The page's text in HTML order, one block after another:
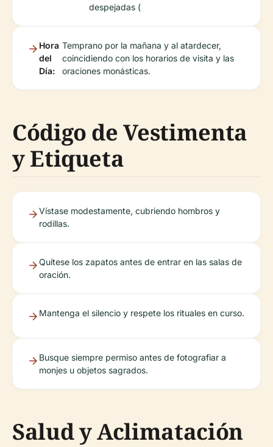
despejadas (
Hora
del
Día:
Temprano por la mañana y al atardecer,
coincidiendo con los horarios de visita y las
oraciones monásticas.
Código de Vestimenta
y Etiqueta
Vístase modestamente, cubriendo hombros y
rodillas.
Quítese los zapatos antes de entrar en las salas de
oración.
Mantenga el silencio y respete los rituales en curso.
Busque siempre permiso antes de fotografiar a
monjes u objetos sagrados.
Salud y Aclimatación